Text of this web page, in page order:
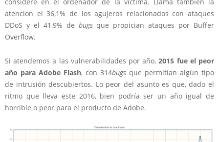
atencion el 36,1% de los agujeros relacionados con ataques
DDoS y el 41,9% de bugsque propician ataques por Buffer
Overflow.
Si atendemos a las vulnerabilidades por año,2015 fue el peor
año para Adobe Flash, con 314bugs que permitían algún tipo
de intrusión descubiertos. Lo peor del asunto es que, dado el
ritmo que lleva este 2016, bien podría ser un año igual de
horrible o peor para el producto de Adobe.